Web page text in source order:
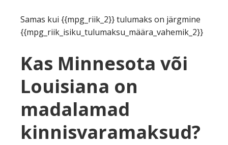
Samas kui {{mpg_riik_2}} tulumaks on järgmine
{{mpg_riik_isiku_tulumaksu_määra_vahemik_2}}
Kas Minnesota või
Louisiana on
madalamad
kinnisvaramaksud?